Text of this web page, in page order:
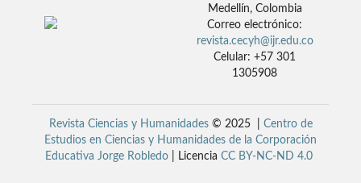
Medellín, Colombia
Correo electrónico:
revista.cecyh@ijr.edu.co
Celular: +57 301
1305908
Revista Ciencias y Humanidades© 2025 | Centro de
Estudios en Ciencias y Humanidades de la Corporación
Educativa Jorge Robledo | Licencia CC BY-NC-ND 4.0